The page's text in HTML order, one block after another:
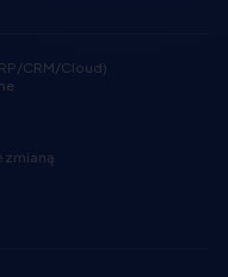
CRM/Cloud)
zmianą